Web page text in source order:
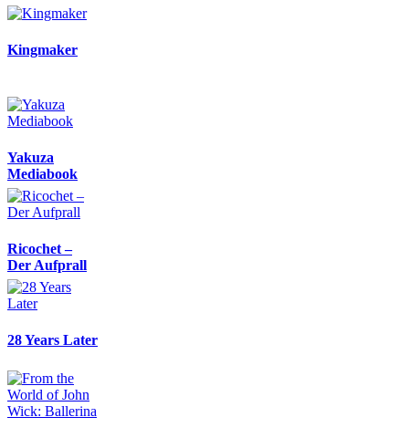
Kingmaker
Yakuza
Mediabook
Ricochet –
Der Aufprall
28 Years Later